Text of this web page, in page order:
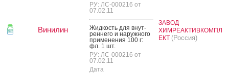
Винилин
РУ: ЛС-000216 от
07.02.11
Жид­кость для внут­
ренне­го и на­руж­но­го
при­мене­ния 100 г:
фл. 1 шт.
РУ: ЛС-000216 от
07.02.11
Дата
ЗАВОД
ХИМРЕАКТИВКОМПЛ
ЕКТ (Россия)